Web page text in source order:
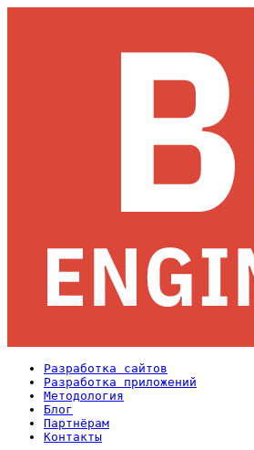
Разработка сайтов
Разработка приложений
Методология
Блог
Партнёрам
Контакты